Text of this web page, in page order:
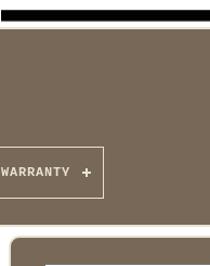
WARRANTY